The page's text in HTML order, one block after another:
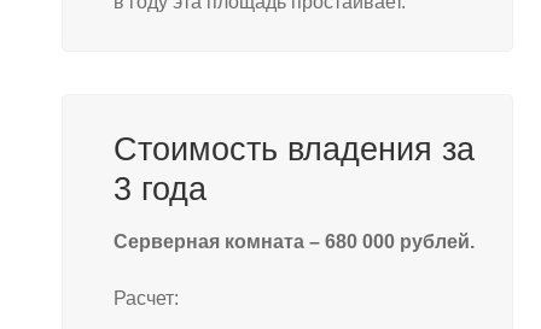
Стоимость владения за
3 года
Серверная комната – 680 000 рублей.
Расчет: